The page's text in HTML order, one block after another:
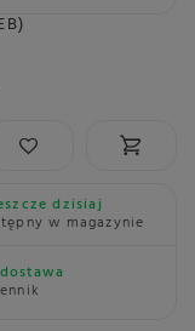
dzisiaj
w magazynie